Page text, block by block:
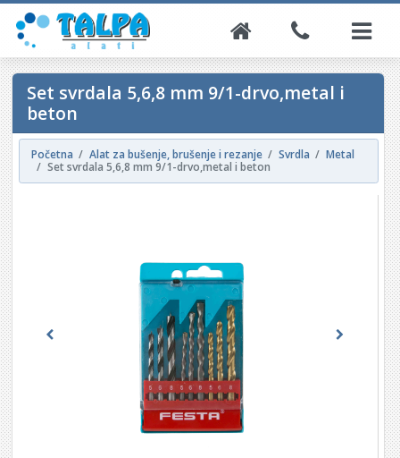
Set svrdala 5,6,8 mm 9/1-drvo,metal i
beton
Početna Alat za bušenje, brušenje i rezanje Svrdla
Metal
Set svrdala 5,6,8 mm 9/1-drvo,metal i beton
Previous Next